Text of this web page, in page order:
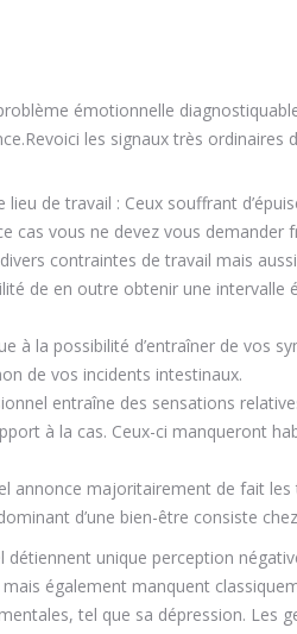
émotionnelle
les signaux très ordinaires
lieu de travail : Ceux souffrant
cas vous ne devez vous demander
contraintes de travail mais
de en outre obtenir une
à la possibilité d’entraîner de vos
de vos incidents intestinaux.
entraîne des sensations
à la cas. Ceux-ci manqueront
annonce majoritairement de fait
d’une bien-être consiste
unique perception
également manquent
tel que sa dépression. Les